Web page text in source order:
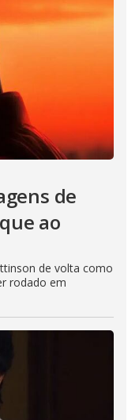
de
ao
de volta como
rodado em